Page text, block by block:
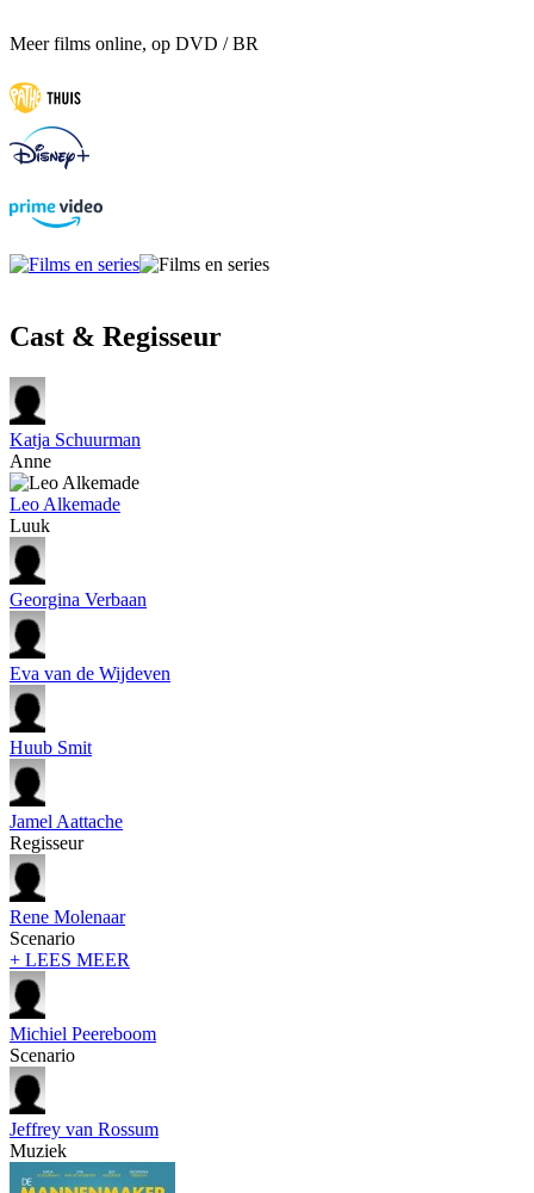
Meer films online, op DVD / BR
Cast & Regisseur
Katja Schuurman
Anne
Leo Alkemade
Luuk
Georgina Verbaan
Eva van de Wijdeven
Huub Smit
Jamel Aattache
Regisseur
Rene Molenaar
Scenario
+ LEES MEER
Michiel Peereboom
Scenario
Jeffrey van Rossum
Muziek